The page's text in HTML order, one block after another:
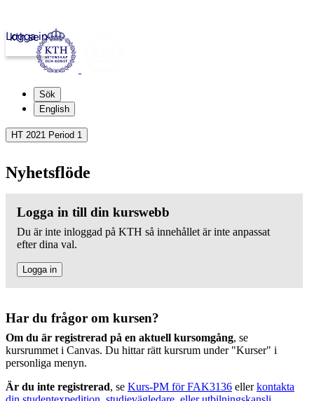
kth.se
Logga in
Sök
English
HT 2021 Period 1
Nyhetsflöde
Logga in till din kurswebb
Du är inte inloggad på KTH så innehållet är inte anpassat
efter dina val.
Logga in
Har du frågor om kursen?
Om du är registrerad på en aktuell kursomgång, se
kursrummet i Canvas. Du hittar rätt kursrum under "Kurser" i
personliga menyn.
Är du inte registrerad, se Kurs-PM för FAK3136 ellerkontakta